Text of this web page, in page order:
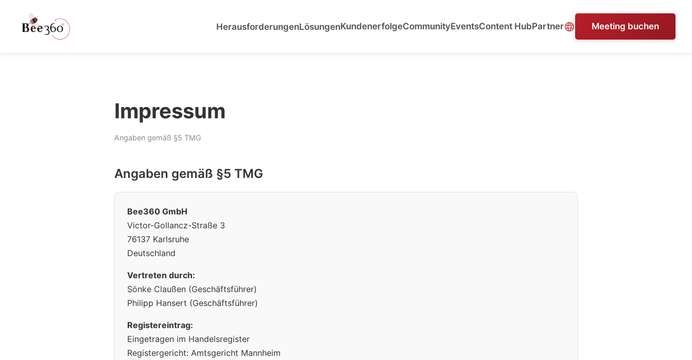
HerausforderungenLösungenKundenerfolgeCommunityEventsContent HubPartner Meeting buchen
Impressum
Angaben gemäß §5 TMG
Angaben gemäß §5 TMG
Bee360 GmbH
Victor-Gollancz-Straße 3
76137 Karlsruhe
Deutschland
Vertreten durch:
Sönke Claußen (Geschäftsführer)
Philipp Hansert (Geschäftsführer)
Registereintrag:
Eingetragen im Handelsregister
Registergericht: Amtsgericht Mannheim